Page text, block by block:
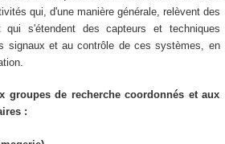
qui, d'une manière générale, relèvent des
qui s'étendent des capteurs et techniques
signaux et au contrôle de ces systèmes, en
groupes de recherche coordonnés et aux
: